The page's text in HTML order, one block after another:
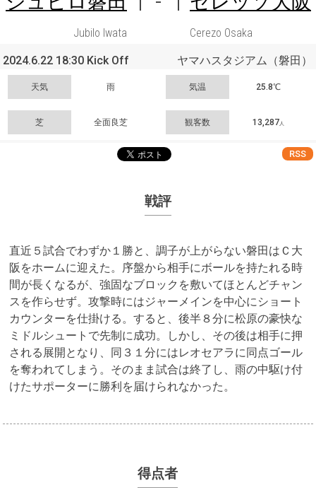
Jubilo Iwata Cerezo Osaka
2024.6.22 18:30 Kick Off ヤマハスタジアム（磐田）
天気 雨 気温 25.8℃
芝 全面良芝 観客数 13,287人
RSS
戦評
直近５試合でわずか１勝と、調子が上がらない磐田はＣ大
阪をホームに迎えた。序盤から相手にボールを持たれる時
間が長くなるが、強固なブロックを敷いてほとんどチャン
スを作らせず。攻撃時にはジャーメインを中心にショート
カウンターを仕掛ける。すると、後半８分に松原の豪快な
ミドルシュートで先制に成功。しかし、その後は相手に押
される展開となり、同３１分にはレオセアラに同点ゴール
を奪われてしまう。そのまま試合は終了し、雨の中駆け付
けたサポーターに勝利を届けられなかった。
得点者